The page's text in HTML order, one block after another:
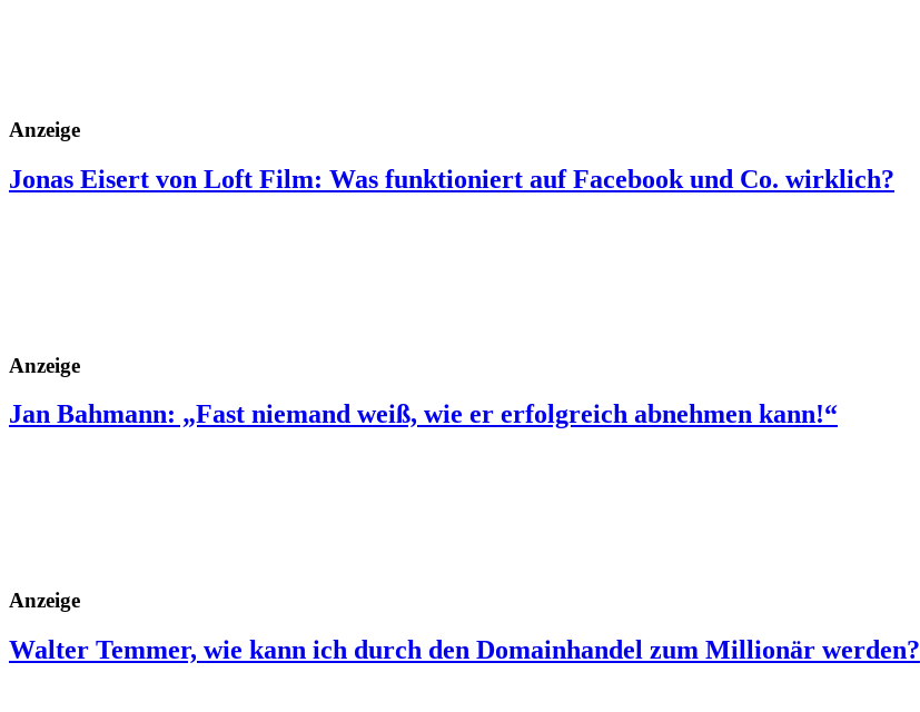
Anzeige
Jonas Eisert von Loft Film: Was funktioniert auf Facebook und Co. wirklich?
Anzeige
Jan Bahmann: „Fast niemand weiß, wie er erfolgreich abnehmen kann!“
Anzeige
Walter Temmer, wie kann ich durch den Domainhandel zum Millionär werden?